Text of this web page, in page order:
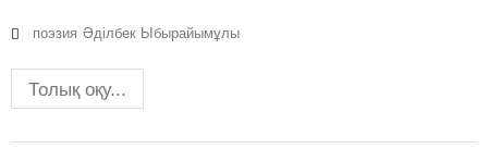
поэзия Әділбек Ыбырайымұлы
Толық оқу...